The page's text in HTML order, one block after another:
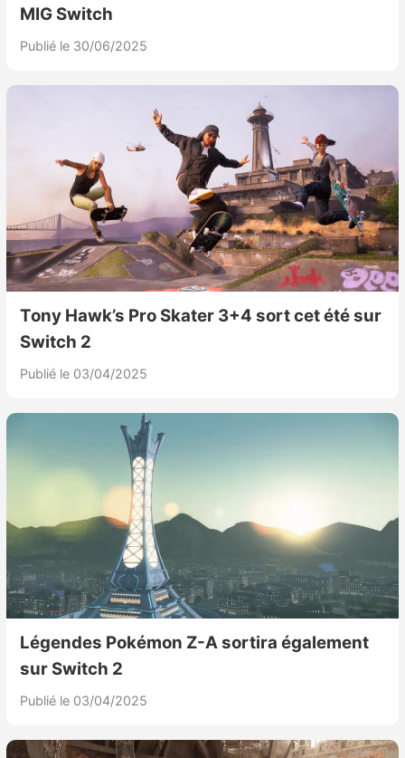
MIG Switch
Publié le 30/06/2025
Tony Hawk’s Pro Skater 3+4 sort cet été sur
Switch 2
Publié le 03/04/2025
Légendes Pokémon Z-A sortira également
sur Switch 2
Publié le 03/04/2025